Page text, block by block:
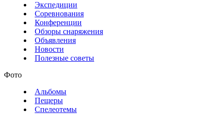
Экспедиции
Соревнования
Конференции
Обзоры снаряжения
Объявления
Новости
Полезные советы
Фото
Альбомы
Пещеры
Спелеотемы